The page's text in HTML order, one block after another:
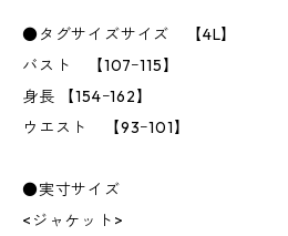
●タグサイズサイズ 【4L】
バスト 【107ｰ115】
身長 【154ｰ162】
ウエスト 【93ｰ101】
●実寸サイズ
<ジャケット>